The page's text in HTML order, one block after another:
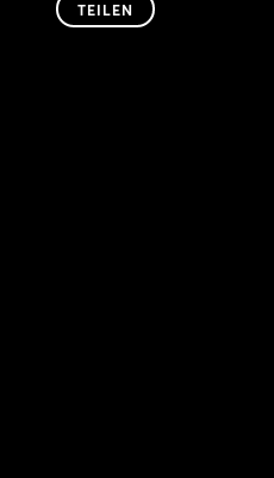
TEILEN